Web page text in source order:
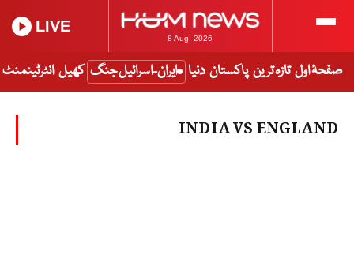
8 Aug, 2026
LIVE
صفحۂ اول تازہ ترین پاکستان دنیا ایران-اسرائیل جنگ کھیل انٹرٹینمنٹ
INDIA VS ENGLAND